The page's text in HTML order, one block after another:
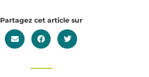
Partagez cet article sur